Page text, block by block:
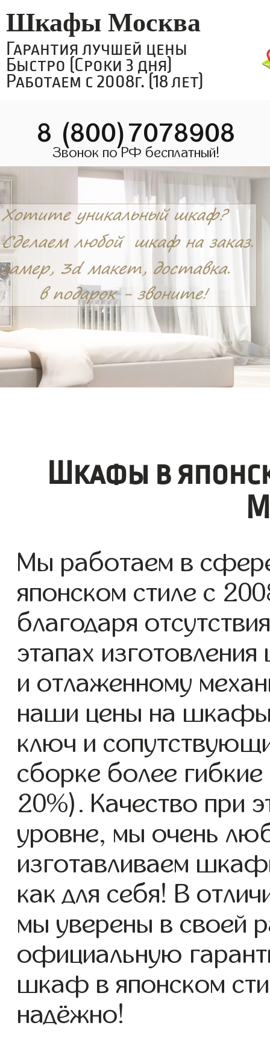
Шкафы Москва
Гарантия лучшей цены
Быстро (Сроки 3 дня)
Работаем с 2008г. (18 лет)
8 (800)7078908
Звонок по РФ бесплатный!
Шкафы в
Мы работаем в
японском стиле с
благодаря
этапах
и отлаженному
наши цены на шкафы
ключ и
сборке более
20%). Качество при
уровне, мы очень
изготавливаем
как для себя! В
мы уверены в своей
официальную
шкаф в японском
надёжно!